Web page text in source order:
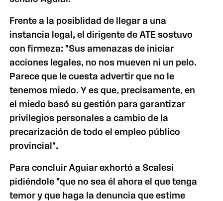
Frente a la posiblidad de llegar a una
instancia legal, el dirigente de ATE sostuvo
con firmeza: "Sus amenazas de iniciar
acciones legales, no nos mueven ni un pelo.
Parece que le cuesta advertir que no le
tenemos miedo. Y es que, precisamente, en
el miedo basó su gestión para garantizar
privilegios personales a cambio de la
precarización de todo el empleo público
provincial".
Para concluir Aguiar exhortó a Scalesi
pidiéndole "que no sea él ahora el que tenga
temor y que haga la denuncia que estime